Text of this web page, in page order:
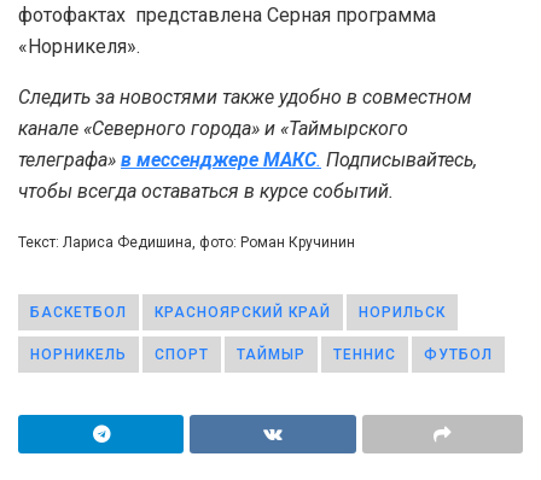
фотофактах представлена Серная программа
«Норникеля».
Следить за новостями также удобно в совместном
канале «Северного города» и «Таймырского
телеграфа» в мессенджере MAКС. Подписывайтесь,
чтобы всегда оставаться в курсе событий.
Текст: Лариса Федишина, фото: Роман Кручинин
БАСКЕТБОЛ КРАСНОЯРСКИЙ КРАЙ НОРИЛЬСК
НОРНИКЕЛЬ СПОРТ ТАЙМЫР ТЕННИС ФУТБОЛ